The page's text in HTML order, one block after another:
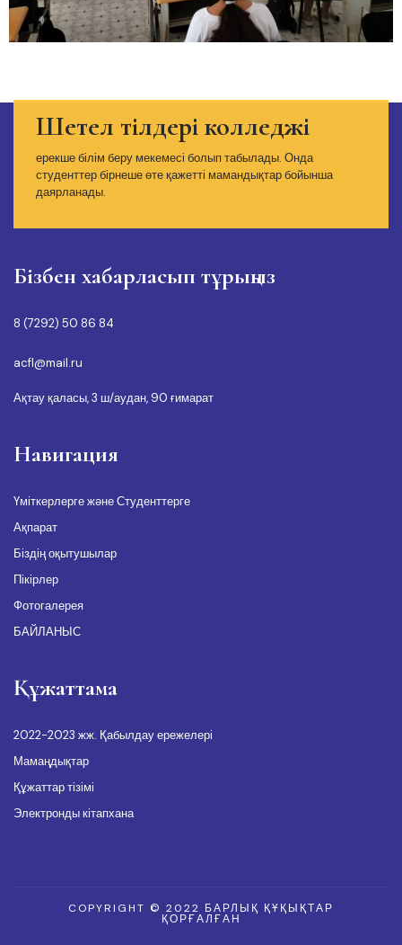
Шетел тілдері колледжі
ерекше білім беру мекемесі болып табылады. Онда
студенттер бірнеше өте қажетті мамандықтар бойынша
даярланады.
Бізбен хабарласып тұрыңыз
8 (7292) 50 86 84
acfl@mail.ru
Ақтау қаласы, 3 ш/аудан, 90 ғимарат
Навигация
Үміткерлерге және Студенттерге
Ақпарат
Біздің оқытушылар
Пікірлер
Фотогалерея
БАЙЛАНЫС
Құжаттама
2022-2023 жж. Қабылдау ережелері
Мамаңдықтар
Құжаттар тізімі
Электронды кітапхана
COPYRIGHT © 2022 БАРЛЫҚ ҚҰҚЫҚТАР
ҚОРҒАЛҒАН